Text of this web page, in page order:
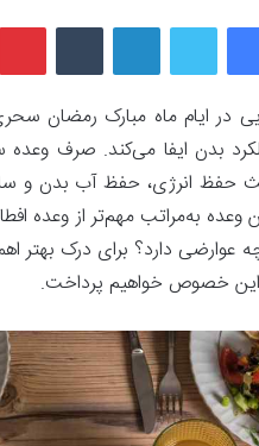
فیسبوک لینکداین
در ایام ماه مبارک
بدن ایفا می‌کند. صرف
حفظ انرژی، حفظ آب بدن و
به‌مراتب مهم‌تر از وعده
دارد؟ برای درک بهتر
خصوص خواهیم پرداخت.